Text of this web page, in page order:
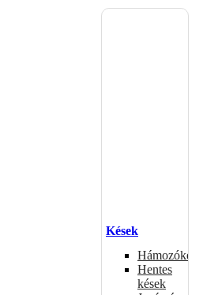
Kések
Hámozókések
Hentes
kések